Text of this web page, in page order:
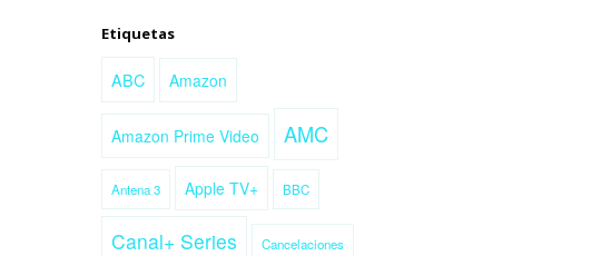
Etiquetas
ABC Amazon
Amazon Prime Video AMC
Antena 3 Apple TV+ BBC
Canal+ Series Cancelaciones